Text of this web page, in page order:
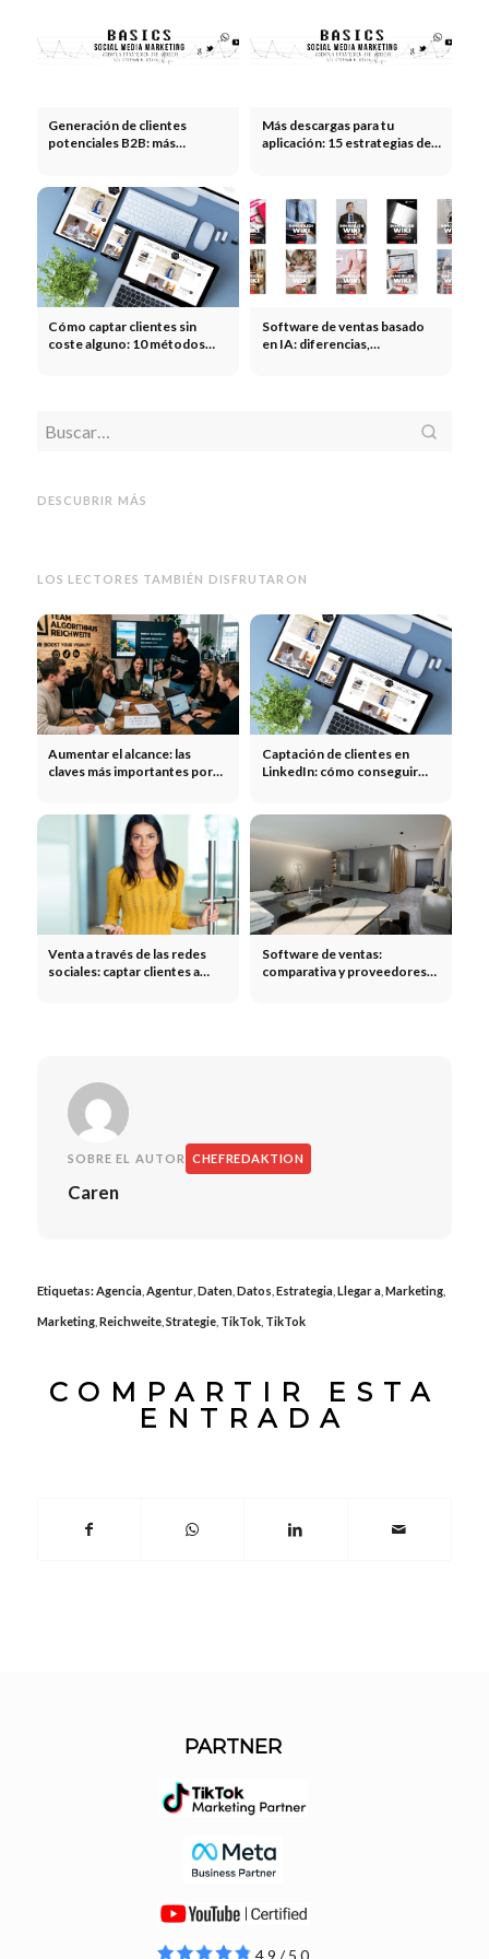
Generación de clientes
potenciales B2B: más
Más descargas para tu
aplicación: 15 estrategias de
Cómo captar clientes sin
coste alguno: 10 métodos
Software de ventas basado
en IA: diferencias,
DESCUBRIR MÁS
canales, errores y sistema
LOS LECTORES TAMBIÉN DISFRUTARON
Aumentar el alcance: las
claves más importantes por
Captación de clientes en
LinkedIn: cómo conseguir
Venta a través de las redes
sociales: captar clientes a
Software de ventas:
comparativa y proveedores
SOBRE EL AUTOR CHEFREDAKTION
Caren
Etiquetas:Agencia, Agentur, Daten, Datos Estrategia, Llegar a, Marketing,
Marketing, Reichweite, Strategie, TikTok, TikTok
COMPARTIR ESTA
ENTRADA
PARTNER
4.9 / 5.0